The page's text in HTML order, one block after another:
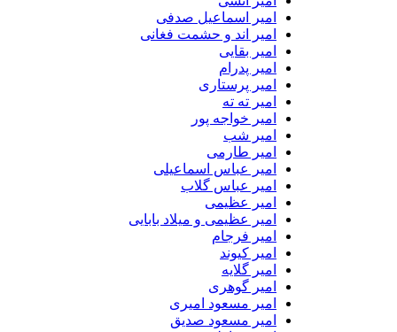
امیر اسماعیل صدفی
امیر اند و حشمت فغانی
امیر بقایی
امیر پدرام
امیر پرستاری
امیر ته ته
امیر خواجه پور
امیر شب
امیر طارمی
امیر عباس اسماعیلی
امیر عباس گلاب
امیر عظیمی
امیر عظیمی و میلاد بابایی
امیر فرجام
امیر کیوند
امیر گلایه
امیر گوهری
امیر مسعود امیری
امیر مسعود صدیق